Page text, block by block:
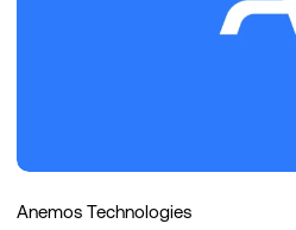
Anemos Technologies